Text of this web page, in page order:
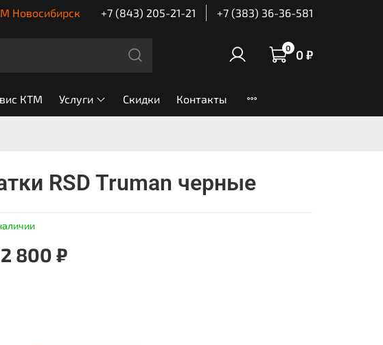
Новосибирск +7 (843) 205-21-21 +7 (383) 36-36-581
0 0 ₽
КТМ Услуги Скидки Контакты
RSD Truman черные
800 ₽